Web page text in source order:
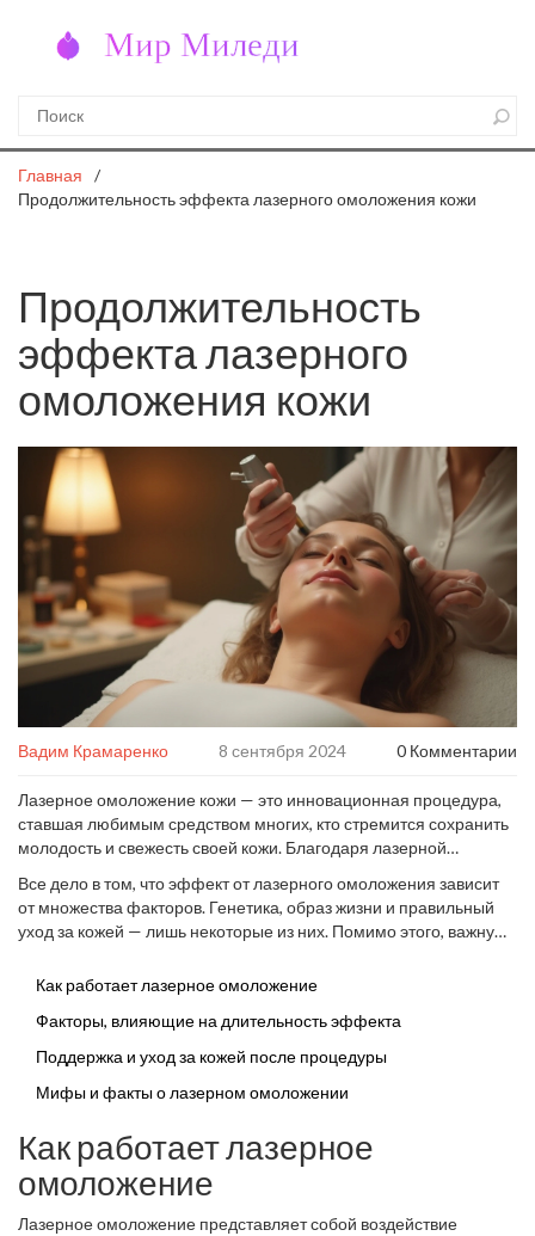
Главная
Продолжительность эффекта лазерного омоложения кожи
Продолжительность
эффекта лазерного
омоложения кожи
Вадим Крамаренко 8 сентября 2024 0 Комментарии
Лазерное омоложение кожи — это инновационная процедура,
ставшая любимым средством многих, кто стремится сохранить
молодость и свежесть своей кожи. Благодаря лазерной
текстуру и цвет кожи. Но как долго длится результат?
Все дело в том, что эффект от лазерного омоложения зависит
от множества факторов. Генетика, образ жизни и правильный
уход за кожей — лишь некоторые из них. Помимо этого, важную
квалифицированность специалиста, проводящего процедуру. В
до нескольких лет.
Как работает лазерное омоложение
Факторы, влияющие на длительность эффекта
Поддержка и уход за кожей после процедуры
Мифы и факты о лазерном омоложении
Как работает лазерное
омоложение
Лазерное омоложение представляет собой воздействие